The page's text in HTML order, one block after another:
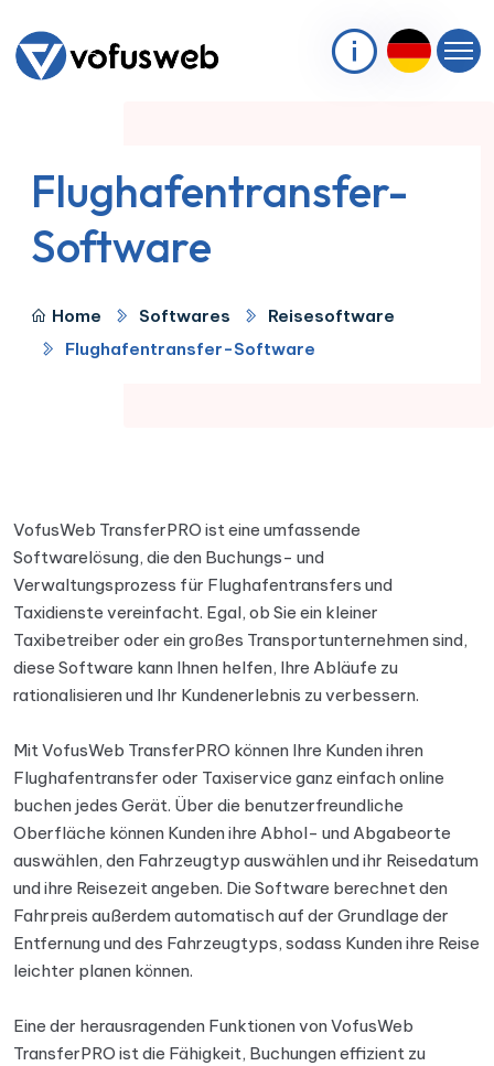
Flughafentransfer-
Software
Home Softwares
Reisesoftware
Flughafentransfer-Software
VofusWeb TransferPRO ist eine umfassende
Softwarelösung, die den Buchungs- und
Verwaltungsprozess für Flughafentransfers und
Taxidienste vereinfacht. Egal, ob Sie ein kleiner
Taxibetreiber oder ein großes Transportunternehmen sind,
diese Software kann Ihnen helfen, Ihre Abläufe zu
rationalisieren und Ihr Kundenerlebnis zu verbessern.
Mit VofusWeb TransferPRO können Ihre Kunden ihren
Flughafentransfer oder Taxiservice ganz einfach online
buchen jedes Gerät. Über die benutzerfreundliche
Oberfläche können Kunden ihre Abhol- und Abgabeorte
auswählen, den Fahrzeugtyp auswählen und ihr Reisedatum
und ihre Reisezeit angeben. Die Software berechnet den
Fahrpreis außerdem automatisch auf der Grundlage der
Entfernung und des Fahrzeugtyps, sodass Kunden ihre Reise
leichter planen können.
Eine der herausragenden Funktionen von VofusWeb
TransferPRO ist die Fähigkeit, Buchungen effizient zu